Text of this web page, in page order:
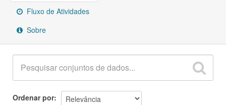
SobreFluxo de Atividades
Sobre
Ordenar por